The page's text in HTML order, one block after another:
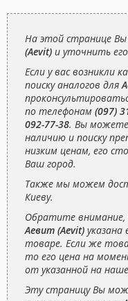
На этой странице
(Aevit) и уточнить
Если у вас возникли
поиску аналогов для
по телефонам (097)
092-77-38. Вы
наличию и поиску
низким ценам, его
Ваш город.
Также мы можем
Киеву.
Обратите
Аевит (Aevit)
товаре. Если же
то его цена на
от указанной на
Эту страницу Вы